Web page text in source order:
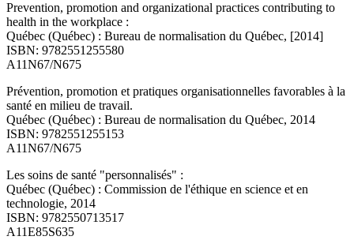
Prevention, promotion and organizational practices contributing to
health in the workplace :
Québec (Québec) : Bureau de normalisation du Québec, [2014]
ISBN: 9782551255580
A11N67/N675
Prévention, promotion et pratiques organisationnelles favorables à la
santé en milieu de travail.
Québec (Québec) : Bureau de normalisation du Québec, 2014
ISBN: 9782551255153
A11N67/N675
Les soins de santé "personnalisés" :
Québec (Québec) : Commission de l'éthique en science et en
technologie, 2014
ISBN: 9782550713517
A11E85S635